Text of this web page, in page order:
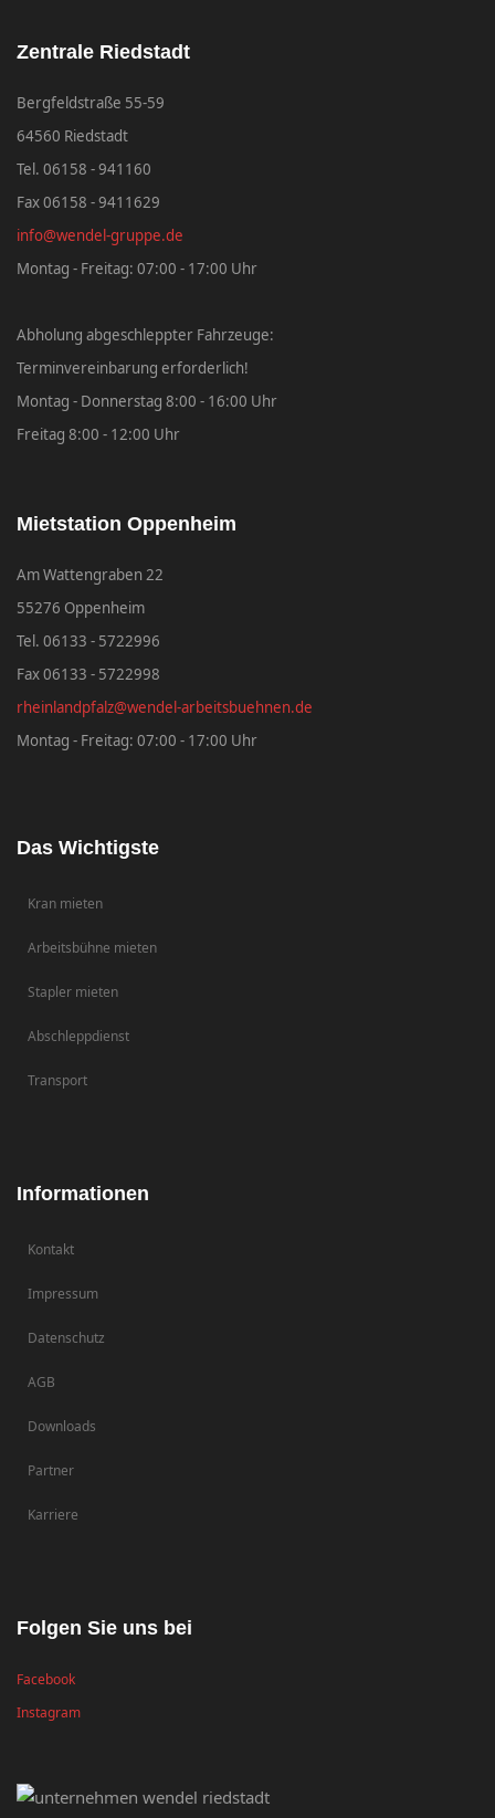
Zentrale Riedstadt
Bergfeldstraße 55-59
64560 Riedstadt
Tel. 06158 - 941160
Fax 06158 - 9411629
info@wendel-gruppe.de
Montag - Freitag: 07:00 - 17:00 Uhr
Abholung abgeschleppter Fahrzeuge:
Terminvereinbarung erforderlich!
Montag - Donnerstag 8:00 - 16:00 Uhr
Freitag 8:00 - 12:00 Uhr
Mietstation Oppenheim
Am Wattengraben 22
55276 Oppenheim
Tel. 06133 - 5722996
Fax 06133 - 5722998
rheinlandpfalz@wendel-arbeitsbuehnen.de
Montag - Freitag: 07:00 - 17:00 Uhr
Das Wichtigste
Kran mieten
Arbeitsbühne mieten
Stapler mieten
Abschleppdienst
Transport
Informationen
Kontakt
Impressum
Datenschutz
AGB
Downloads
Partner
Karriere
Folgen Sie uns bei
Facebook
Instagram